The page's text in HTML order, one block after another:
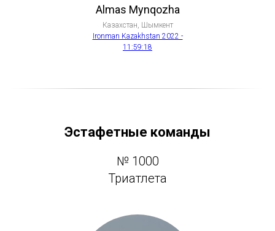
Almas Mynqozha
Казахстан, Шымкент
Ironman Kazakhstan 2022 -
11:59:18
Эстафетные команды
№ 1000
Триатлета